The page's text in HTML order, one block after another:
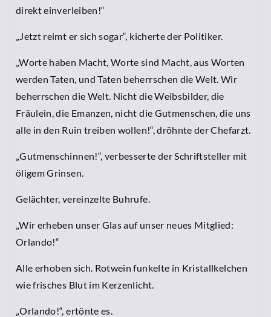
direkt einverleiben!“
„Jetzt reimt er sich sogar“, kicherte der Politiker.
„Worte haben Macht, Worte sind Macht, aus Worten
werden Taten, und Taten beherrschen die Welt. Wir
beherrschen die Welt. Nicht die Weibsbilder, die
Fräulein, die Emanzen, nicht die Gutmenschen, die uns
alle in den Ruin treiben wollen!“, dröhnte der Chefarzt.
„Gutmenschinnen!“, verbesserte der Schriftsteller mit
öligem Grinsen.
Gelächter, vereinzelte Buhrufe.
„Wir erheben unser Glas auf unser neues Mitglied:
Orlando!“
Alle erhoben sich. Rotwein funkelte in Kristallkelchen
wie frisches Blut im Kerzenlicht.
„Orlando!“, ertönte es.